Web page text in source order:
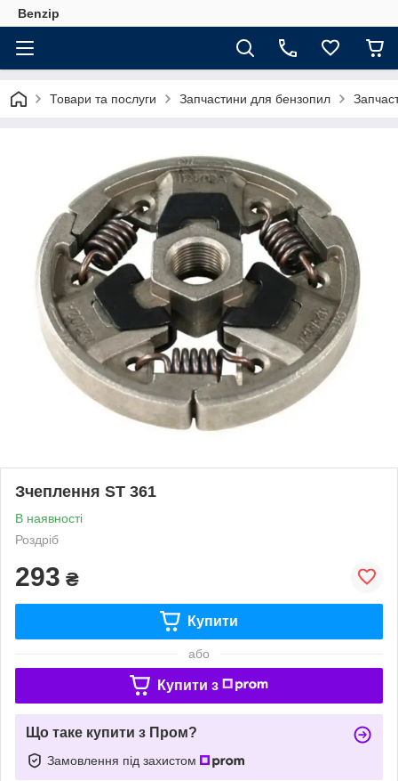
Benzip
Товари та послуги Запчастини для бензопил
Зчеплення ST 361
В наявності
Роздріб
293 ₴
Купити
або
Купити з
Що таке купити з Пром?
Замовлення під захистом